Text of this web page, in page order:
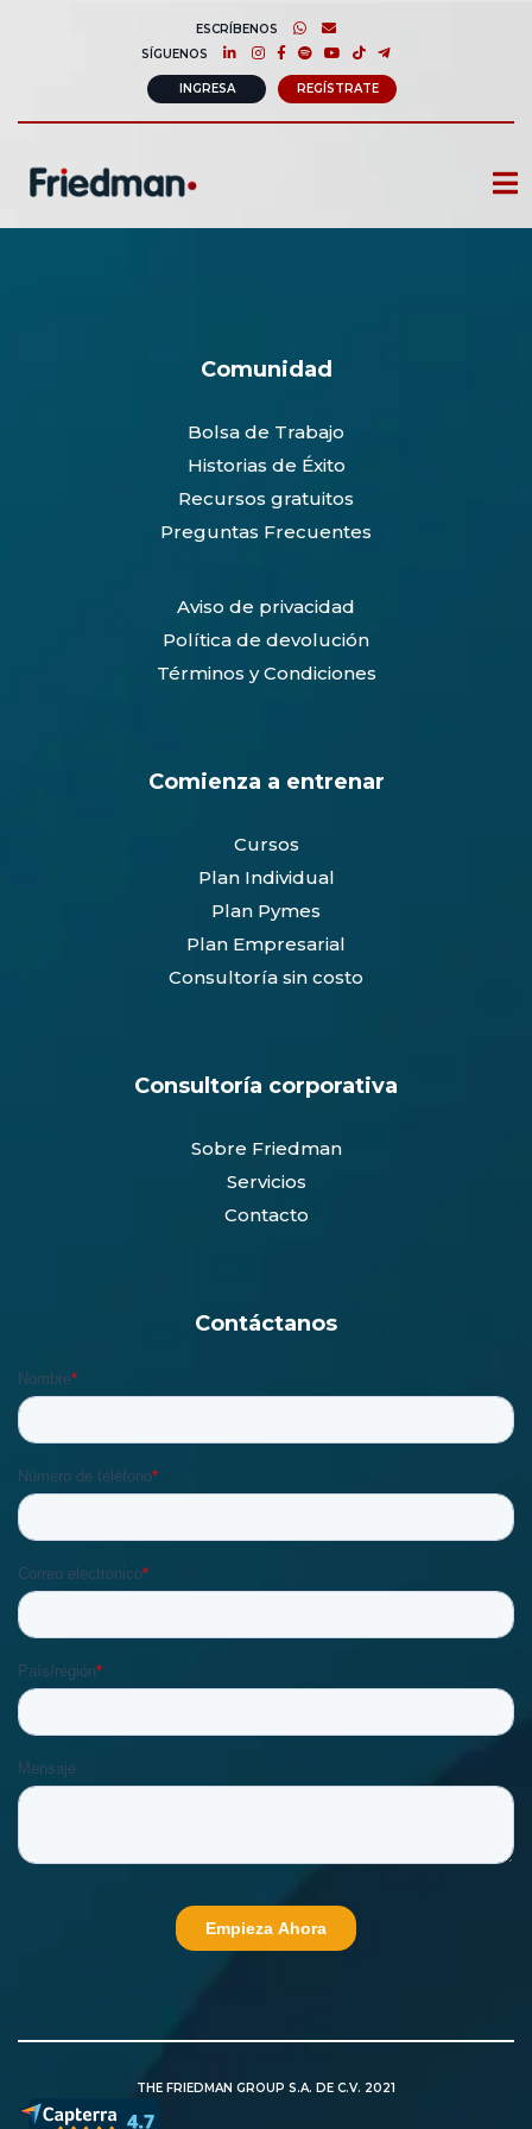
ESCRÍBENOS
SÍGUENOS
INGRESA REGÍSTRATE
Comunidad
Bolsa de Trabajo
Historias de Éxito
Recursos gratuitos
Preguntas Frecuentes
Aviso de privacidad
Política de devolución
Términos y Condiciones
Comienza a entrenar
Cursos
Plan Individual
Plan Pymes
Plan Empresarial
Consultoría sin costo
Consultoría corporativa
Sobre Friedman
Servicios
Contacto
Contáctanos
THE FRIEDMAN GROUP S.A. DE C.V. 2021